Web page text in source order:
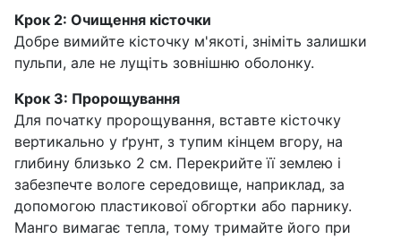
Крок 2: Очищення кісточки
Добре вимийте кісточку м'якоті, зніміть залишки
пульпи, але не лущіть зовнішню оболонку.
Крок 3: Пророщування
Для початку пророщування, вставте кісточку
вертикально у ґрунт, з тупим кінцем вгору, на
глибину близько 2 см. Перекрийте її землею і
забезпечте вологе середовище, наприклад, за
допомогою пластикової обгортки або парнику.
Манго вимагає тепла, тому тримайте його при